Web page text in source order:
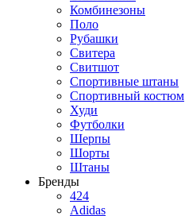
Комбинезоны
Поло
Рубашки
Свитера
Свитшот
Спортивные штаны
Спортивный костюм
Худи
Футболки
Шерпы
Шорты
Штаны
Бренды
424
Adidas